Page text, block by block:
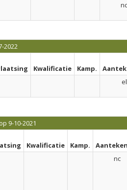
nc
2022
Kwalificatie Kamp.
el
9-10-2021
Kwalificatie Kamp.
nc